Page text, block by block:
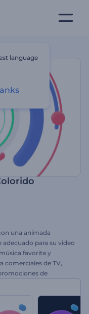
una animada
adecuado para su video
favorita y
comerciales de TV,
de
su logo. ¡Pruebe el
language